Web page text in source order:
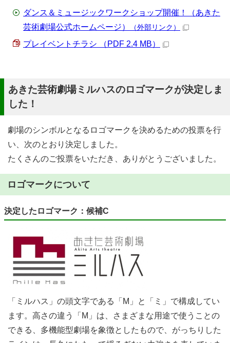
ダンス＆ミュージックワークショップ開催！（あきた
芸術劇場公式ホームページ）
（外部リンク）
プレイベントチラシ （PDF 2.4 MB）
あきた芸術劇場ミルハスのロゴマークが決定しま
した！
劇場のシンボルとなるロゴマークを決めるための投票を行
い、次のとおり決定しました。
たくさんのご投票をいただき、ありがとうございました。
ロゴマークについて
決定したロゴマーク：候補C
「ミルハス」の頭文字である「M」と「ミ」で構成してい
ます。高さの違う「M」は、さまざまな用途で使うことの
できる、多機能型劇場を象徴としたもので、がっちりした